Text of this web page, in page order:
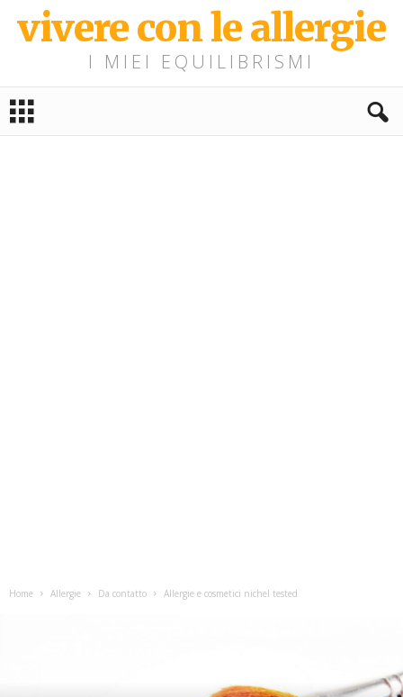
vivere con le allergie
I MIEI EQUILIBRISMI
Home Allergie Da contatto Allergie e cosmetici nichel tested